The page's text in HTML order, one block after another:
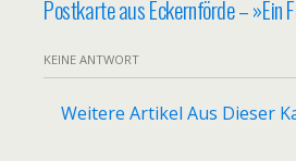
Postkarte aus Eckernförde – »Ein
KEINE ANTWORT
Weitere Artikel Aus Dieser